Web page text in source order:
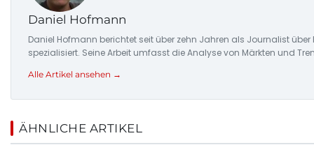
Daniel Hofmann
Daniel Hofmann berichtet seit über zehn Jahren als Journalist
spezialisiert. Seine Arbeit umfasst die Analyse von Märkten und
Alle Artikel ansehen →
ÄHNLICHE ARTIKEL